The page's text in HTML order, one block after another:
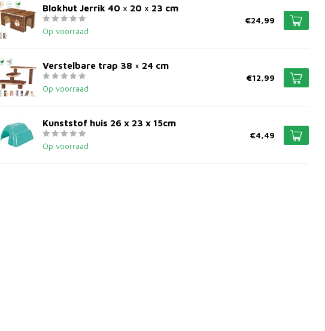
Blokhut Jerrik 40 × 20 × 23 cm
Op voorraad
€24,99
Verstelbare trap 38 × 24 cm
Op voorraad
€12,99
Kunststof huis 26 x 23 x 15cm
Op voorraad
€4,49